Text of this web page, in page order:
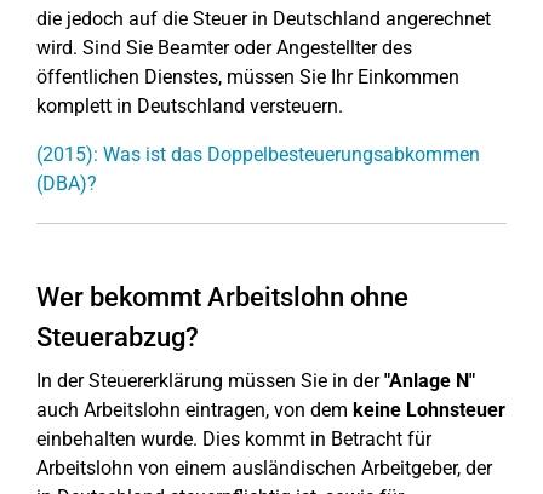
die jedoch auf die Steuer in Deutschland angerechnet
wird. Sind Sie Beamter oder Angestellter des
öffentlichen Dienstes, müssen Sie Ihr Einkommen
komplett in Deutschland versteuern.
(2015): Was ist das Doppelbesteuerungsabkommen
(DBA)?
Wer bekommt Arbeitslohn ohne
Steuerabzug?
In der Steuererklärung müssen Sie in der"Anlage N"
auch Arbeitslohn eintragen, von dem keine Lohnsteuer
einbehalten wurde. Dies kommt in Betracht für
Arbeitslohn von einem ausländischen Arbeitgeber, der